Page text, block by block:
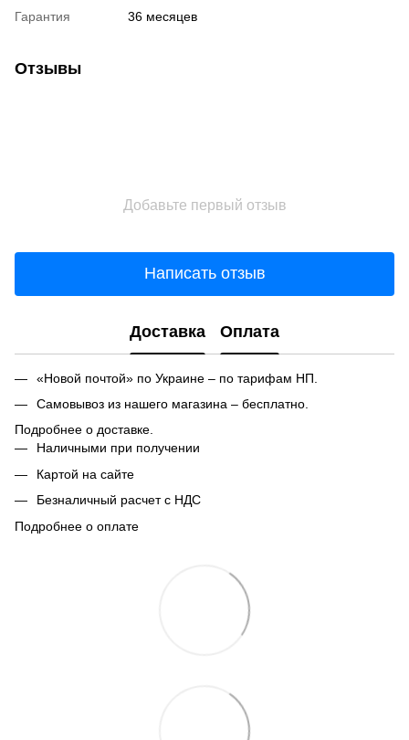
Гарантия
36 месяцев
Отзывы
Добавьте первый отзыв
Написать отзыв
Доставка Оплата
«Новой почтой» по Украине – по тарифам НП.
Самовывоз из нашего магазина – бесплатно.
Подробнее о доставке.
Наличными при получении
Картой на сайте
Безналичный расчет с НДС
Подробнее о оплате